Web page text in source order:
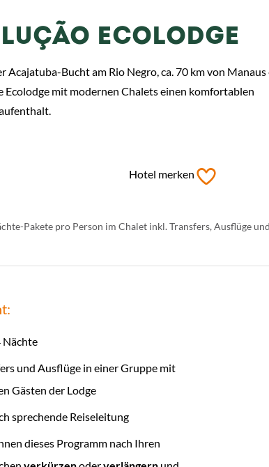
ECOLODGE
Acajatuba-Bucht am Rio Negro, ca. 70 km von
Ecolodge mit modernen Chalets einen komfortablen
Hotel merken
Pakete pro Person im Chalet inkl. Transfers, Ausflüge
Nächte
und Ausflüge in einer Gruppe mit
Gästen der Lodge
sprechende Reiseleitung
dieses Programm nach Ihren